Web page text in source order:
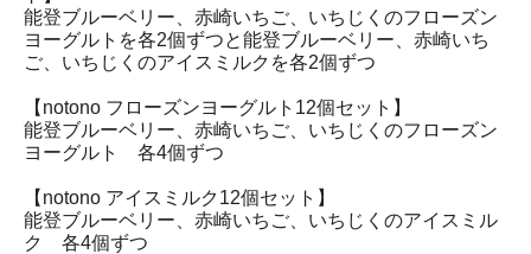
能登ブルーベリー、赤崎いちご、いちじくのフローズン
ヨーグルトを各2個ずつと能登ブルーベリー、赤崎いち
ご、いちじくのアイスミルクを各2個ずつ
【notono フローズンヨーグルト12個セット】
能登ブルーベリー、赤崎いちご、いちじくのフローズン
ヨーグルト 各4個ずつ
【notono アイスミルク12個セット】
能登ブルーベリー、赤崎いちご、いちじくのアイスミル
ク 各4個ずつ